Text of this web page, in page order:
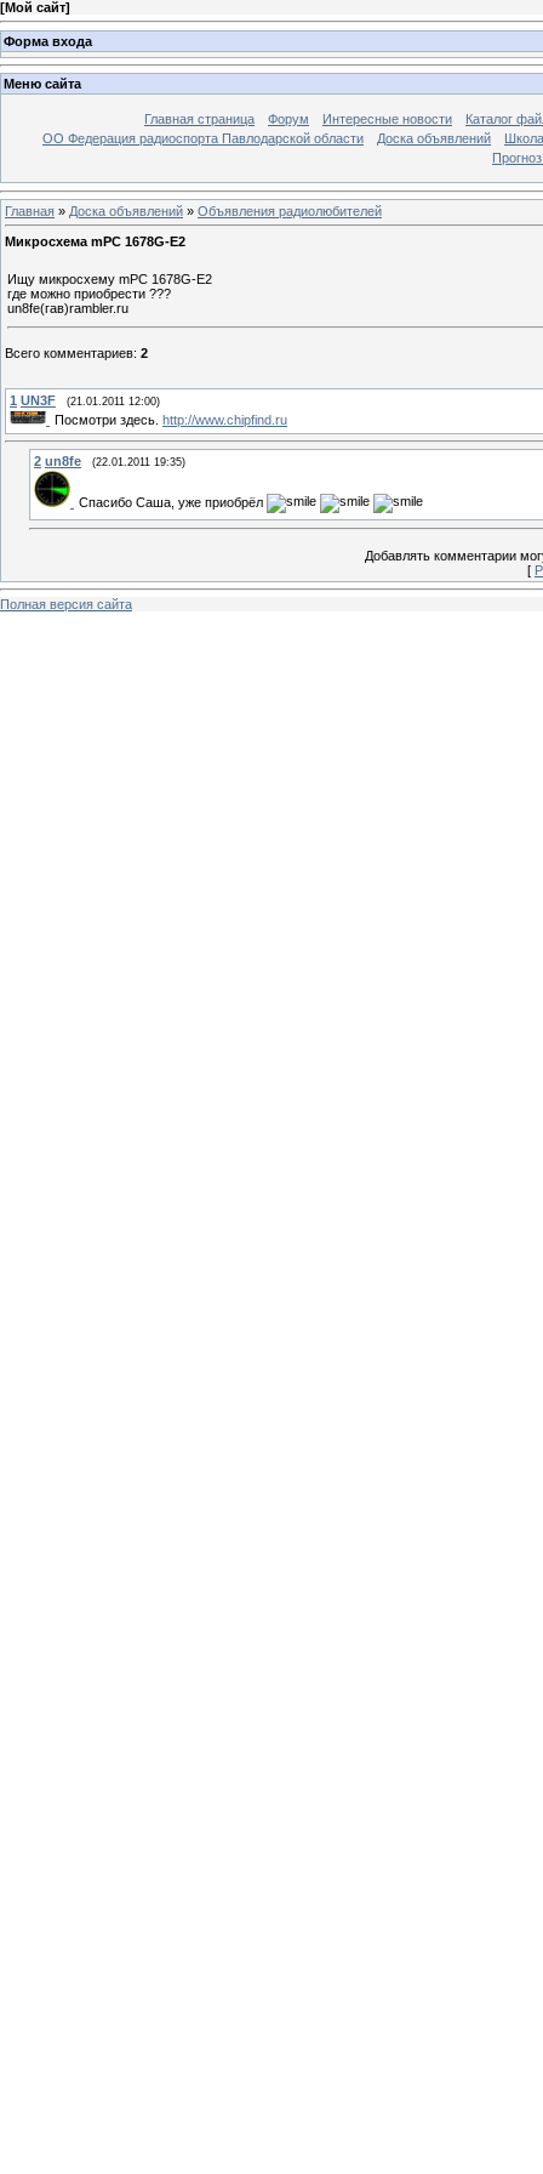
[Мой сайт]
Форма входа
Меню сайта
Главная страница Форум Интересные новости
Каталог
ОО Федерация радиоспорта Павлодарской области
Доска объявлений
Главная » Доска объявлений » Объявления радиолюбителей
Микросхема mPC 1678G-E2
Ищу микросхему mPC 1678G-E2
где можно приобрести ???
un8fe(гав)rambler.ru
Всего комментариев: 2
1 UN3F (21.01.2011 12:00)
Посмотри здесь. http://www.chipfind.ru
2 un8fe (22.01.2011 19:35)
Спасибо Саша, уже приобрёл
Добавлять комментарии
[
Полная версия сайта